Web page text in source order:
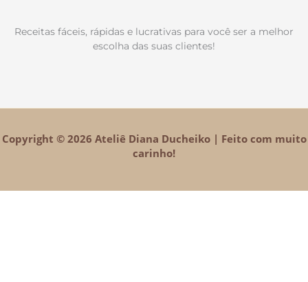
Receitas fáceis, rápidas e lucrativas para você ser a melhor
escolha das suas clientes!
Copyright © 2026 Ateliê Diana Ducheiko | Feito com muito
carinho!